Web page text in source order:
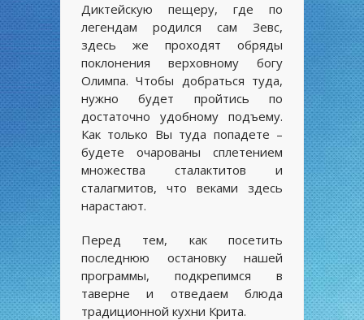
Диктейскую пещеру, где по
легендам родился сам Зевс,
здесь же проходят обряды
поклонения верховному богу
Олимпа. Чтобы добраться туда,
нужно будет пройтись по
достаточно удобному подъему.
Как только Вы туда попадете –
будете очарованы сплетением
множества сталактитов и
сталагмитов, что веками здесь
нарастают.
Перед тем, как посетить
последнюю остановку нашей
программы, подкрепимся в
таверне и отведаем блюда
традиционной кухни Крита.